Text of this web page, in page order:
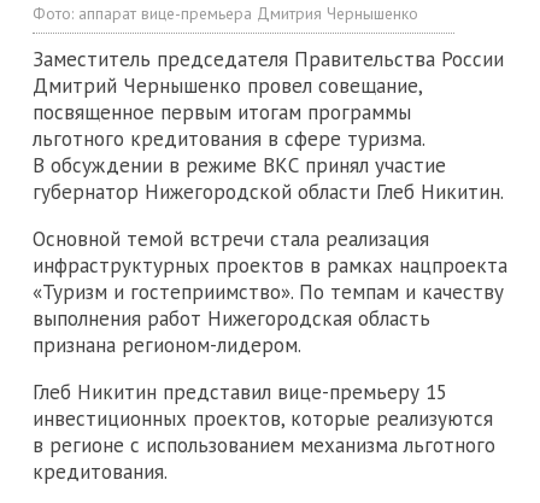
Фото: аппарат вице-премьера Дмитрия Чернышенко
Заместитель председателя Правительства России
Дмитрий Чернышенко провел совещание,
посвященное первым итогам программы
льготного кредитования в сфере туризма.
В обсуждении в режиме ВКС принял участие
губернатор Нижегородской области Глеб Никитин.
Основной темой встречи стала реализация
инфраструктурных проектов в рамках нацпроекта
«Туризм и гостеприимство». По темпам и качеству
выполнения работ Нижегородская область
признана регионом-лидером.
Глеб Никитин представил вице-премьеру 15
инвестиционных проектов, которые реализуются
в регионе с использованием механизма льготного
кредитования.